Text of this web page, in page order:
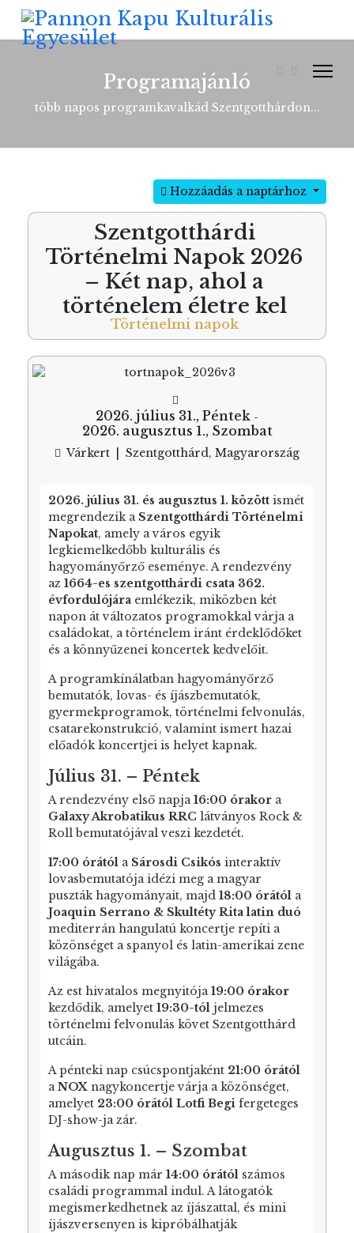
Programajánló
több napos programkavalkád Szentgotthárdon...
Hozzáadás a naptárhoz
Szentgotthárdi
Történelmi Napok 2026
– Két nap, ahol a
történelem életre kel
Történelmi napok
2026. július 31., Péntek -
2026. augusztus 1., Szombat
Várkert Szentgotthárd, Magyarország
2026. július 31. és augusztus 1. között ismét
megrendezik a Szentgotthárdi Történelmi
Napokat, amely a város egyik
legkiemelkedőbb kulturális és
hagyományőrző eseménye. A rendezvény
az 1664-es szentgotthárdi csata 362.
évfordulójára emlékezik, miközben két
napon át változatos programokkal várja a
családokat, a történelem iránt érdeklődőket
és a könnyűzenei koncertek kedvelőit.
A programkínálatban hagyományőrző
bemutatók, lovas- és íjászbemutatók,
gyermekprogramok, történelmi felvonulás,
csatarekonstrukció, valamint ismert hazai
előadók koncertjei is helyet kapnak.
Július 31. – Péntek
A rendezvény első napja16:00 órakor a
Galaxy Akrobatikus RRC látványos Rock &
Roll bemutatójával veszi kezdetét.
17:00 órától a Sárosdi Csikós interaktív
lovasbemutatója idézi meg a magyar
puszták hagyományait, majd 18:00 órától a
Joaquin Serrano & Skultéty Rita latin duó
mediterrán hangulatú koncertje repíti a
közönséget a spanyol és latin-amerikai zene
világába.
Az est hivatalos megnyitója19:00 órakor
kezdődik, amelyet 19:30-tól jelmezes
történelmi felvonulás követ Szentgotthárd
utcáin.
A pénteki nap csúcspontjaként 21:00 órától
aNOX nagykoncertje várja a közönséget,
amelyet 23:00 órától Lotfi Begi fergeteges
DJ-show-ja zár.
Augusztus 1. – Szombat
A második nap már 14:00 órától számos
családi programmal indul. A látogatók
megismerkedhetnek az íjászattal, és mini
íjászversenyen is kipróbálhatják